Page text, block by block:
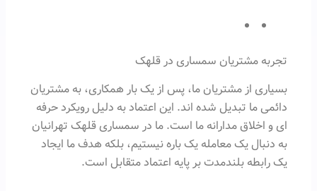
تجربه مشتریان سمساری در قلهک
بسیاری از مشتریان ما، پس از یک بار همکاری، به مشتریان
دائمی ما تبدیل شده اند. این اعتماد به دلیل رویکرد حرفه
ای و اخلاق مدارانه ما است. ما در سمساری قلهک تهرانیان
به دنبال یک معامله یک باره نیستیم، بلکه هدف ما ایجاد
یک رابطه بلندمدت بر پایه اعتماد متقابل است.